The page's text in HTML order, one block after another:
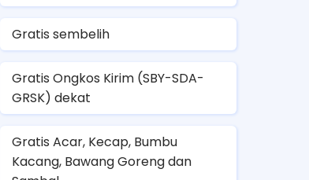
Gratis sembelih
Gratis Ongkos Kirim (SBY-SDA-
GRSK) dekat
Gratis Acar, Kecap, Bumbu
Kacang, Bawang Goreng dan